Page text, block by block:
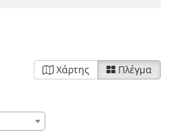
Χάρτης Πλέγμα